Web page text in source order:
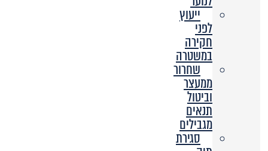
ייעוץ
לפני
חקירה
במשטרה
שחרור
ממעצר
וביטול
תנאים
מגבילים
סגירת